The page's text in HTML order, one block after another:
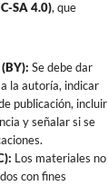
SA 4.0), que
Se debe dar
la autoría, indicar
publicación, incluir
y señalar si se
Los materiales no
con fines